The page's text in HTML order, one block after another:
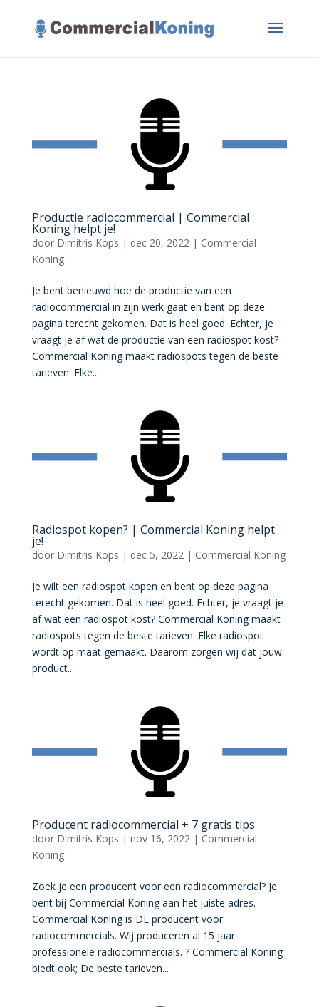
Productie radiocommercial | Commercial
Koning helpt je!
door Dimitris Kops | dec 20, 2022 | Commercial
Koning
Je bent benieuwd hoe de productie van een
radiocommercial in zijn werk gaat en bent op deze
pagina terecht gekomen. Dat is heel goed. Echter, je
vraagt je af wat de productie van een radiospot kost?
Commercial Koning maakt radiospots tegen de beste
tarieven. Elke...
Radiospot kopen? | Commercial Koning helpt
je!
door Dimitris Kops | dec 5, 2022 | Commercial Koning
Je wilt een radiospot kopen en bent op deze pagina
terecht gekomen. Dat is heel goed. Echter, je vraagt je
af wat een radiospot kost? Commercial Koning maakt
radiospots tegen de beste tarieven. Elke radiospot
wordt op maat gemaakt. Daarom zorgen wij dat jouw
product...
Producent radiocommercial + 7 gratis tips
door Dimitris Kops | nov 16, 2022| Commercial
Koning
Zoek je een producent voor een radiocommercial? Je
bent bij Commercial Koning aan het juiste adres.
Commercial Koning is DE producent voor
radiocommercials. Wij produceren al 15 jaar
professionele radiocommercials. ?️ Commercial Koning
biedt ook; De beste tarieven...